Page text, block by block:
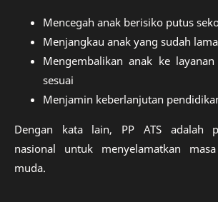
Mencegah anak berisiko putus
Menjangkau anak yang sudah
Mengembalikan anak ke
sesuai
Menjamin keberlanjutan
Dengan kata lain, PP ATS adalah
nasional untuk menyelamatkan
muda.